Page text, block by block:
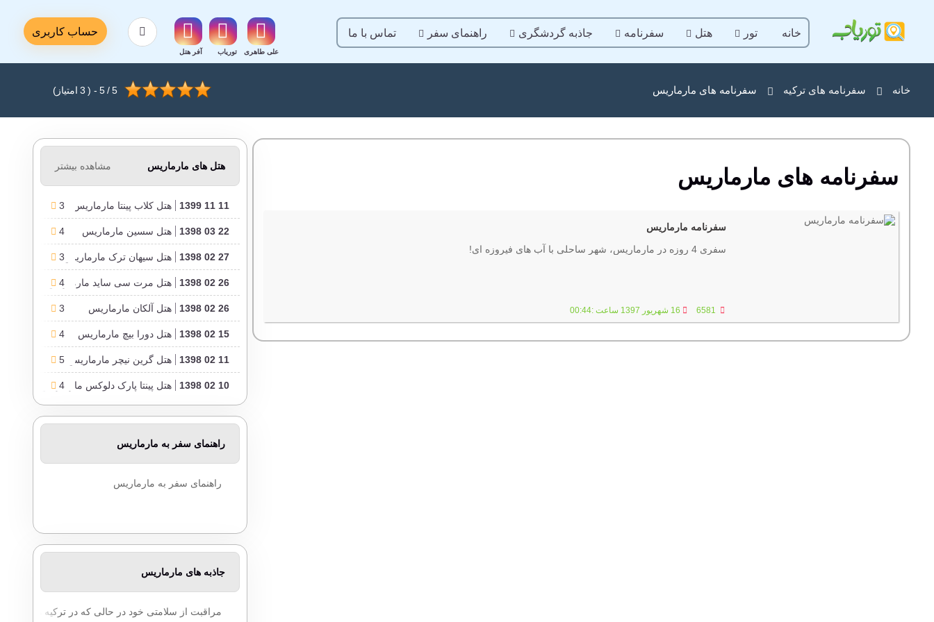
خانه تور هتل سفرنامه جاذبه گردشگری راهنمای سفر تماس با ما
علی طاهری توریاب آفر هتل
حساب کاربری
خانه سفرنامه های ترکیه سفرنامه های مارماریس 5
/
5
- (
3 امتیاز)
سفرنامه های مارماریس
سفرنامه مارماریس
سفری 4 روزه در مارماریس، شهر ساحلی با آب‌ های فیروزه‌ ای!
6581 16 شهریور 1397 ساعت :00:44
هتل های مارماریس مشاهده بیشتر
11 11 1399 هتل کلاب پینتا مارماریس 3
22 03 1398 هتل سسین مارماریس 4
27 02 1398 هتل سیهان ترک مارماریس 3
26 02 1398 هتل مرت سی ساید مارماریس
4
26 02 1398 هتل آلکان مارماریس 3
15 02 1398 هتل دورا بیچ مارماریس 4
11 02 1398 هتل گرین نیچر مارماریس 5
10 02 1398 هتل پینتا پارک دلوکس مارماریس
4
راهنمای سفر به مارماریس
راهنمای سفر به مارماریس
جاذبه های مارماریس
مراقبت از سلامتی خود در حالی که در ترکیه هستید.